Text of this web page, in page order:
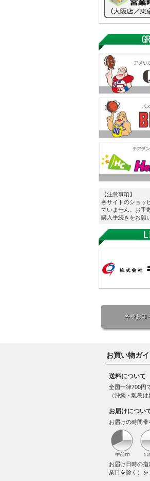
【注意事項】
各サイトのショッ
ていません。お手
購入手続きをお願
各種お知
お買い物ガ
送料について
全国一律700円
（沖縄・離島
お届けについ
お届けの時間帯
お届け日時の
業日を除く）を